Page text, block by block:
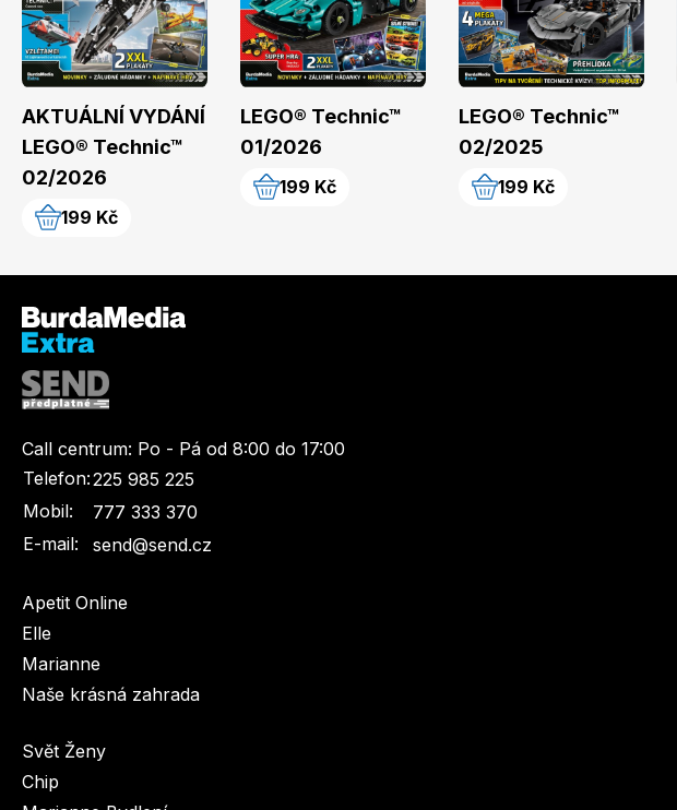
AKTUÁLNÍ VYDÁNÍ
LEGO® Technic™
02/2026
199 Kč
LEGO® Technic™
01/2026
199 Kč
LEGO® Technic™
02/2025
199 Kč
Call centrum: Po - Pá od 8:00 do 17:00
Telefon:225 985 225
Mobil:
777 333 370
E-mail:
send@send.cz
Apetit Online
Elle
Marianne
Naše krásná zahrada
Svět Ženy
Chip